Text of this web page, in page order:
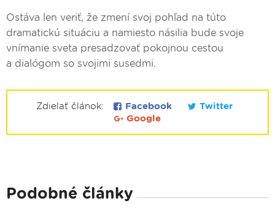
Ostáva len veriť, že zmení svoj pohľad na túto
dramatickú situáciu a namiesto násilia bude svoje
vnímanie sveta presadzovať pokojnou cestou
a dialógom so svojimi susedmi.
Zdielať článok: Facebook
Twitter
Google
Podobné články